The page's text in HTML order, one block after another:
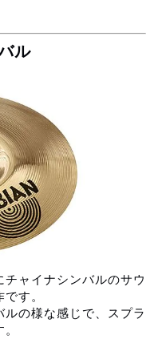
ル
ャイナシンバルのサウ
す。
の様な感じで、スプラ